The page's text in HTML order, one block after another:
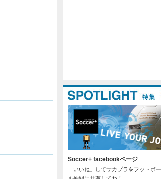
Soccer+ facebookページ
「いいね」してサカプラをフットボー